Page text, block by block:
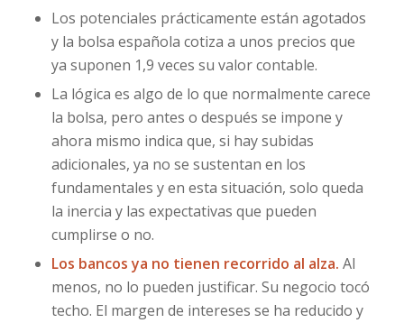
Los potenciales prácticamente están agotados
y la bolsa española cotiza a unos precios que
ya suponen 1,9 veces su valor contable.
La lógica es algo de lo que normalmente carece
la bolsa, pero antes o después se impone y
ahora mismo indica que, si hay subidas
adicionales, ya no se sustentan en los
fundamentales y en esta situación, solo queda
la inercia y las expectativas que pueden
cumplirse o no.
Los bancos ya no tienen recorrido al alza. Al
menos, no lo pueden justificar. Su negocio tocó
techo. El margen de intereses se ha reducido y